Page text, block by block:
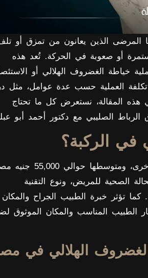
المرضى الذين يعانون من تمزق أو
أو صعوبة في الحركة. تُعد هذه
خياطة الغضروف الهلالي أو
العملية حسب عدة عوامل، مثل
هذه المقالة، نستعرض كل ما تحتاج
الصليبي مع دكتور أحمد أبو
في الركبة؟
تكلفة عملية الغضروف الهلالي في مصر تختلف من حالة لأخرى،
الصحية للمريض، ونوع التقنية
كما تؤثر خبرة الطبيب الجراح والمكان
الطبيب المناسب والمكان الموثوق
الغضروف الهلالي في